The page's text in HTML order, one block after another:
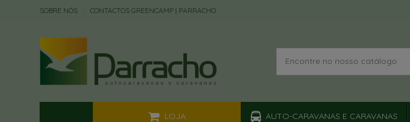
SOBRE NÓS CONTACTOS GREENCAMP | PARRACHO
LOJA AUTO-CARAVANAS E CARAVANAS